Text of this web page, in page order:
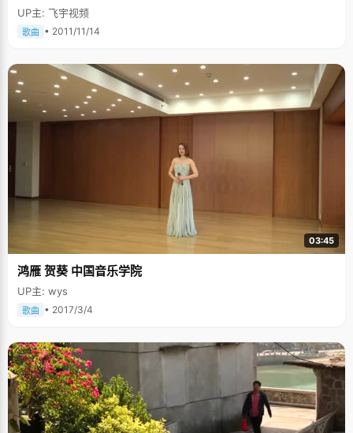
UP主: 飞宇视频
歌曲 • 2011/11/14
03:45
鸿雁 贺葵 中国音乐学院
UP主: wys
歌曲 • 2017/3/4